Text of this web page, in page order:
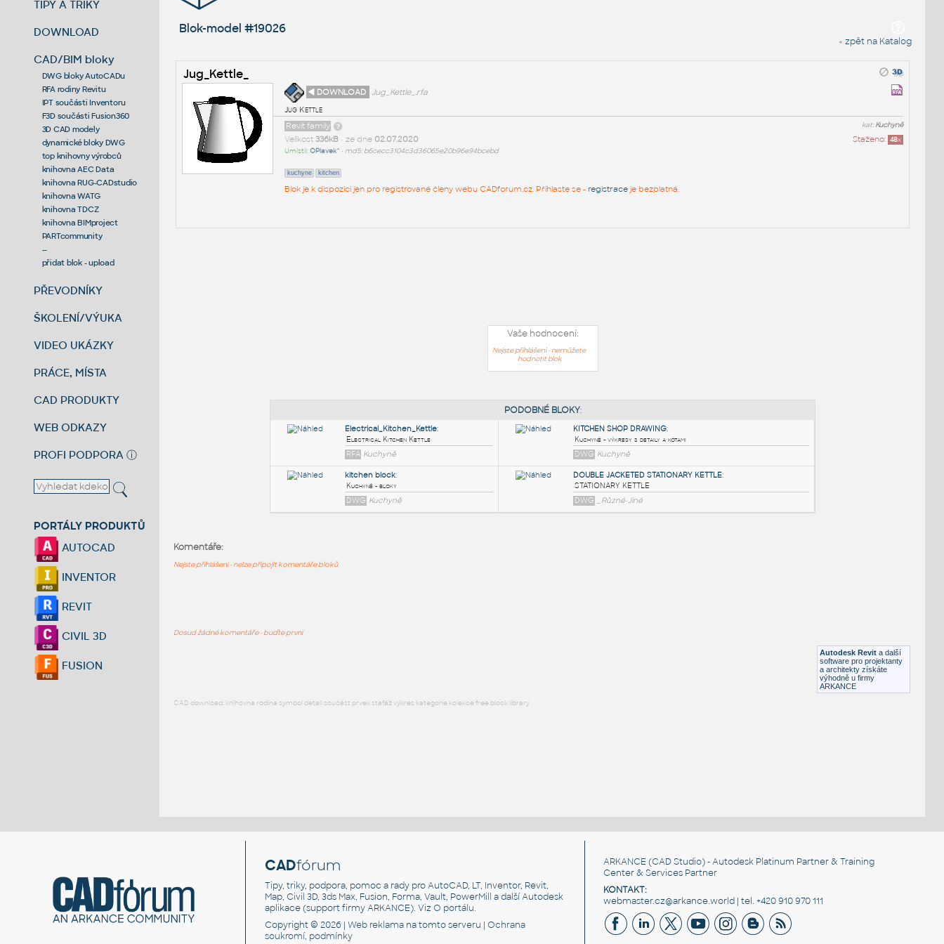
TIPY A TRIKY
DOWNLOAD
CAD/BIM bloky
DWG bloky AutoCADu
RFA rodiny Revitu
IPT součásti Inventoru
F3D součásti Fusion360
3D CAD modely
dynamické bloky DWG
top knihovny výrobců
knihovna AEC Data
knihovna RUG-CADstudio
knihovna WATG
knihovna TDCZ
knihovna BIMproject
PARTcommunity
--
přidat blok - upload
PŘEVODNÍKY
ŠKOLENÍ/VÝUKA
VIDEO UKÁZKY
PRÁCE, MÍSTA
CAD PRODUKTY
WEB ODKAZY
PROFI PODPORA ⓘ
PORTÁLY PRODUKTŮ
AUTOCAD
INVENTOR
REVIT
CIVIL 3D
FUSION
Blok-model #19026
« zpět na Katalog
Jug_Kettle_
◄ DOWNLOAD
Jug_Kettle_.rfa
Jug Kettle
kat:Kuchyně
Revit family
Staženo: 48x
Velikost 336kB• ze dne 02.07.2020
Umístil:OPlavek^ • md5: b6cecc3104c3d36065e20b96e94bcebd
kuchyne kitchen
Blok je k dispozici jen pro registrované členy webu CADforum.cz. Přihlaste se - registraceje bezplatná.
Vaše hodnocení:
Nejste přihlášeni - nemůžete
hodnotit blok
Autodesk Revit a další
software pro projektanty
a architekty získáte
výhodně u firmy
ARKANCE
Komentáře:
Nejste přihlášeni - nelze připojit komentáře bloků
Dosud žádné komentáře - buďte první
CAD download: knihovna rodina symbol detail součást prvek stafáž výkres kategorie kolekce free block library
CADfórum
Tipy, triky, podpora, pomoc a rady pro AutoCAD, LT, Inventor, Revit,
Map, Civil 3D, 3ds Max, Fusion, Forma, Vault, PowerMill a další Autodesk
aplikace (support firmy ARKANCE). VizO portálu.
Copyright © 2026 |Web reklama na tomto serveru |Ochrana
soukromí, podmínky
ARKANCE (CAD Studio) - Autodesk Platinum Partner & Training
Center & Services Partner
KONTAKT:
webmaster.cz@arkance.world | tel. +420 910 970 111